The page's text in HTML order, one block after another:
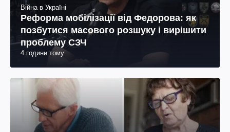
Війна в Україні
Реформа мобілізації від Федорова: як
позбутися масового розшуку і вирішити
проблему СЗЧ
4 години тому